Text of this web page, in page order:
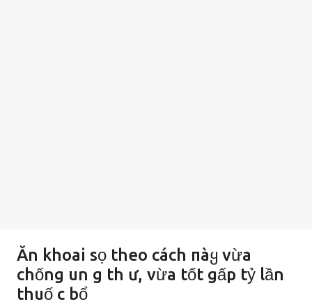
Ăn khoai sọ theo cách пàყ vừa
chống un g th ư, vừa tốt gấp tỷ lần
thuố c bổ